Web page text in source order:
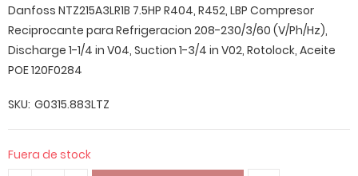
Danfoss NTZ215A3LR1B 7.5HP R404, R452, LBP Compresor
Reciprocante para Refrigeracion 208-230/3/60 (V/Ph/Hz),
Discharge 1-1/4 in V04, Suction 1-3/4 in V02, Rotolock, Aceite
POE 120F0284
SKU G0315.883LTZ
Fuera de stock